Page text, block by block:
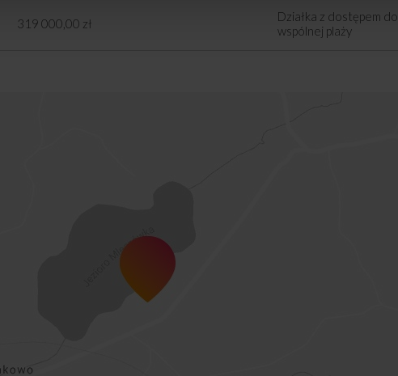
319 000,00 zł
Działka z dostępem do
wspólnej plaży